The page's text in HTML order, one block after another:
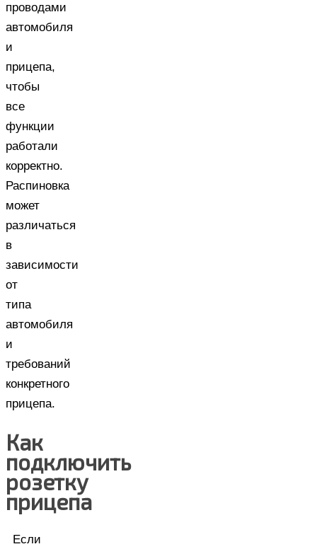
проводами
автомобиля
и
прицепа,
чтобы
все
функции
работали
корректно.
Распиновка
может
различаться
в
зависимости
от
типа
автомобиля
и
требований
конкретного
прицепа.
Как
подключить
розетку
прицепа
Если